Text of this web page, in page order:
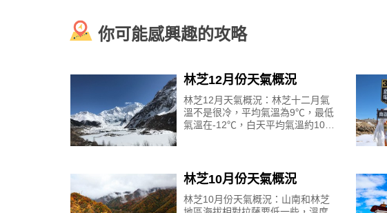
你可能感興趣的攻略
林芝12月份天氣概況
林芝12月天氣概況：林芝十二月氣
溫不是很冷，平均氣溫為9℃，最低
氣溫在-12℃，白天平均氣溫約10℃
林芝10月份天氣概況
林芝10月份天氣概況：山南和林芝